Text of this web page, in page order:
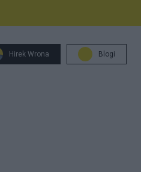
Hirek Wrona Blogi